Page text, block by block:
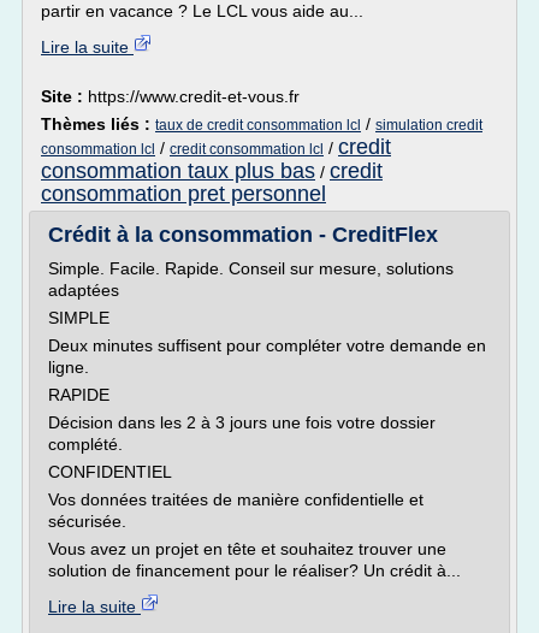
partir en vacance ? Le LCL vous aide au...
Lire la suite
Site : https://www.credit-et-vous.fr
Thèmes liés : taux de credit consommation lcl / simulation credit
consommation lcl / credit consommation lcl / credit
consommation taux plus bas / credit
consommation pret personnel
Crédit à la consommation - CreditFlex
Simple. Facile. Rapide. Conseil sur mesure, solutions
adaptées
SIMPLE
Deux minutes suffisent pour compléter votre demande en
ligne.
RAPIDE
Décision dans les 2 à 3 jours une fois votre dossier
complété.
CONFIDENTIEL
Vos données traitées de manière confidentielle et
sécurisée.
Vous avez un projet en tête et souhaitez trouver une
solution de financement pour le réaliser? Un crédit à...
Lire la suite